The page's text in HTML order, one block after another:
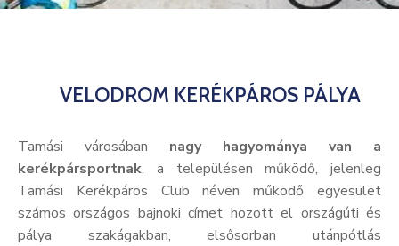
VELODROM KERÉKPÁROS PÁLYA
Tamási városában nagy hagyománya van a
kerékpársportnak, a településen működő, jelenleg
Tamási Kerékpáros Club néven működő egyesület
számos országos bajnoki címet hozott el országúti és
pálya szakágakban, elsősorban utánpótlás